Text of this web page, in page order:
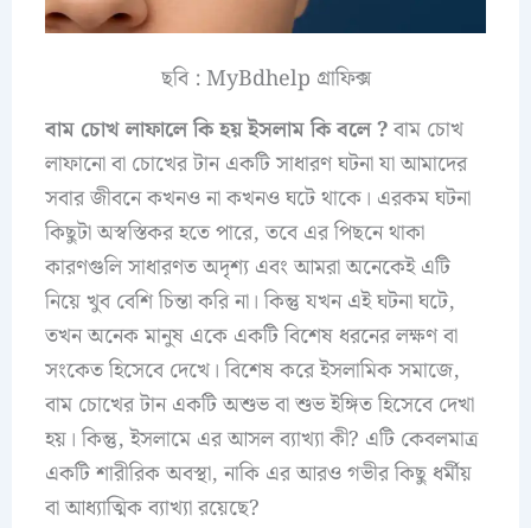
ছবি : MyBdhelp গ্রাফিক্স
বাম চোখ লাফালে কি হয় ইসলাম কি বলে ?বাম চোখ
লাফানো বা চোখের টান একটি সাধারণ ঘটনা যা আমাদের
সবার জীবনে কখনও না কখনও ঘটে থাকে। এরকম ঘটনা
কিছুটা অস্বস্তিকর হতে পারে, তবে এর পিছনে থাকা
কারণগুলি সাধারণত অদৃশ্য এবং আমরা অনেকেই এটি
নিয়ে খুব বেশি চিন্তা করি না। কিন্তু যখন এই ঘটনা ঘটে,
তখন অনেক মানুষ একে একটি বিশেষ ধরনের লক্ষণ বা
সংকেত হিসেবে দেখে। বিশেষ করে ইসলামিক সমাজে,
বাম চোখের টান একটি অশুভ বা শুভ ইঙ্গিত হিসেবে দেখা
হয়। কিন্তু, ইসলামে এর আসল ব্যাখ্যা কী? এটি কেবলমাত্র
একটি শারীরিক অবস্থা, নাকি এর আরও গভীর কিছু ধর্মীয়
বা আধ্যাত্মিক ব্যাখ্যা রয়েছে?